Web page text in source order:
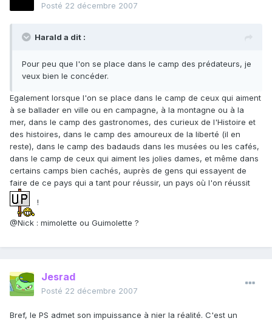
Posté 22 décembre 2007
Harald a dit :
Pour peu que l'on se place dans le camp des prédateurs, je
veux bien le concéder.
Egalement lorsque l'on se place dans le camp de ceux qui aiment
à se ballader en ville ou en campagne, à la montagne ou à la
mer, dans le camp des gastronomes, des curieux de l'Histoire et
des histoires, dans le camp des amoureux de la liberté (il en
reste), dans le camp des badauds dans les musées ou les cafés,
dans le camp de ceux qui aiment les jolies dames, et même dans
certains camps bien cachés, auprès de gens qui essayent de
faire de ce pays qui a tant pour réussir, un pays où l'on réussit
!
@Nick : mimolette ou Guimolette ?
Jesrad
Posté 22 décembre 2007
Bref, le PS admet son impuissance à nier la réalité. C'est un